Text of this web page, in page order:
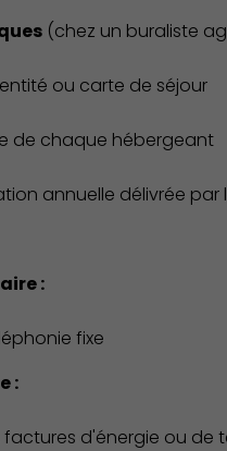
(chez un buraliste
ou carte de séjour
de chaque hébergeant
annuelle délivrée
:
fixe
:
d'énergie ou de